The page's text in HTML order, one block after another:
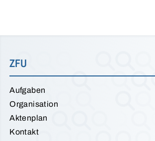
ZFU
Aufgaben
Organisation
Aktenplan
Kontakt